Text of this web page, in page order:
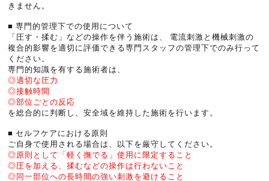
きません。
■ 専門的管理下での使用について
「圧す・揉む」などの操作を伴う施術は、 電流刺激と機械刺激の
複合的影響を適切に評価できる専門スタッフの管理下でのみ行って
ください。
専門的知識を有する施術者は、
◎適切な圧力
◎接触時間
◎部位ごとの反応
を総合的に判断し、安全域を維持した施術を行います。
■ セルフケアにおける原則
ご自身で使用される場合は、以下を厳守してください。
◎原則として「軽く撫でる」使用に限定すること
◎圧を加える、揉むなどの操作は行わないこと
◎同一部位への長時間の強い刺激を避けること